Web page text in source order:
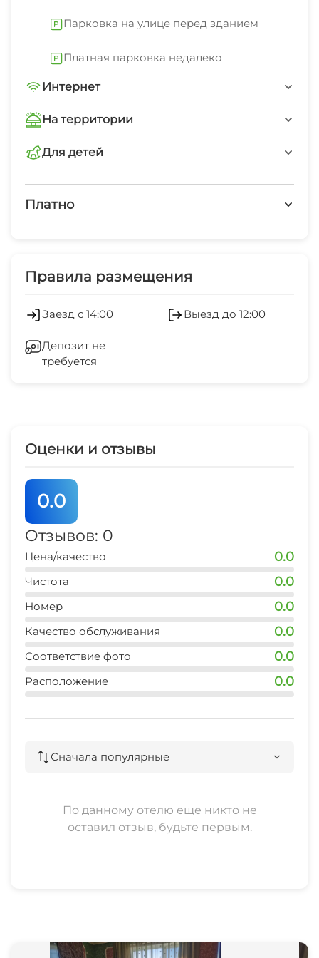
В номере вас будут ждать телевизор.
Парковка на улице перед зданием
Платная парковка недалеко
Интернет
Wi-Fi интернет на всей территории
На территории
Интернет Wi-Fi
Для детей
детская анимация
Платно
презентаций
Отопление
Гладильные принадлежности
Аптека
Спутниковое ТВ
Номера для аллергиков
Семейные номера
Правила размещения
Заезд с 14:00 Выезд до 12:00
Депозит не
требуется
Оценки и отзывы
0.0
Отзывов: 0
Цена/качество 0.0
Чистота 0.0
Номер 0.0
Качество обслуживания 0.0
Соответствие фото 0.0
Расположение 0.0
Сначала популярные
По данному отелю еще никто не
оставил отзыв, будьте первым.